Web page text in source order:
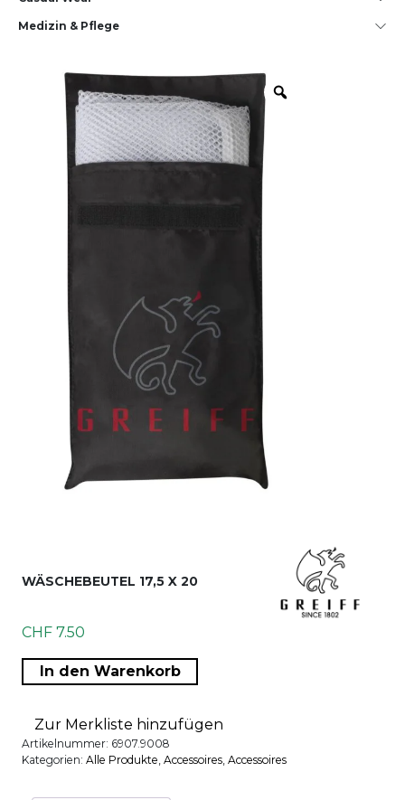
Medizin & Pflege
WÄSCHEBEUTEL 17,5 X 20
CHF 7.50
Wäschebeutel 17,5 x 20 Menge
In den Warenkorb
Zur Merkliste hinzufügen
Artikelnummer: 6907.9008
Kategorien: Alle Produkte Accessoires Accessoires